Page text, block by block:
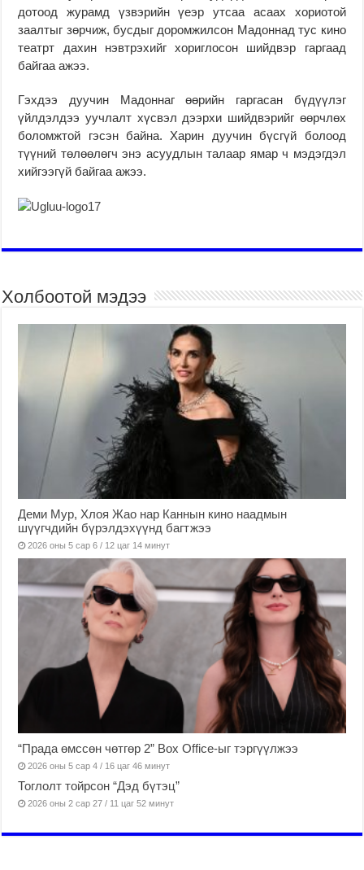
дотоод журамд үзвэрийн үеэр утсаа асаах хориотой
заалтыг зөрчиж, бусдыг доромжилсон Мадоннад тус кино
театрт дахин нэвтрэхийг хориглосон шийдвэр гаргаад
байгаа ажээ.
Гэхдээ дуучин Мадоннаг өөрийн гаргасан бүдүүлэг
үйлдэлдээ уучлалт хүсвэл дээрхи шийдвэрийг өөрчлөх
боломжтой гэсэн байна. Харин дуучин бүсгүй болоод
түүний төлөөлөгч энэ асуудлын талаар ямар ч мэдэгдэл
хийгээгүй байгаа ажээ.
Холбоотой мэдээ
Деми Мур, Хлоя Жао нар Каннын кино наадмын
шүүгчдийн бүрэлдэхүүнд багтжээ
2026 оны 5 сар 6 / 12 цаг 14 минут
“Прада өмссөн чөтгөр 2” Box Office-ыг тэргүүлжээ
2026 оны 5 сар 4 / 16 цаг 46 минут
Тоглолт тойрсон “Дэд бүтэц”
2026 оны 2 сар 27 / 11 цаг 52 минут